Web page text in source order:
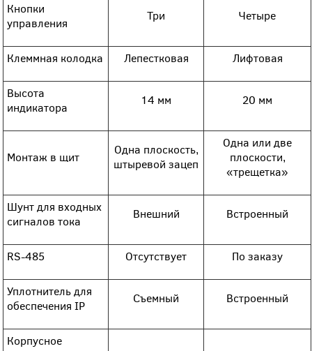
Кнопки
управления
Три Четыре
Клеммная колодка Лепестковая Лифтовая
Высота
индикатора
14 мм 20 мм
Монтаж в щит
Одна плоскость,
штыревой зацеп
Одна или две
плоскости,
«трещетка»
Шунт для входных
сигналов тока
Внешний Встроенный
RS-485 Отсутствует По заказу
Уплотнитель для
обеспечения IP
Съемный Встроенный
Корпусное